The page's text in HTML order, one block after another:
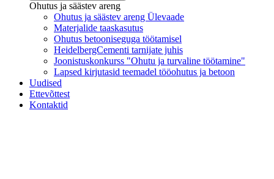
Ohutus ja säästev areng
Ohutus ja säästev areng Ülevaade
Materjalide taaskasutus
Ohutus betooniseguga töötamisel
HeidelbergCementi tarnijate juhis
Joonistuskonkurss "Ohutu ja turvaline töötamine"
Lapsed kirjutasid teemadel tööohutus ja betoon
Uudised
Ettevõttest
Kontaktid